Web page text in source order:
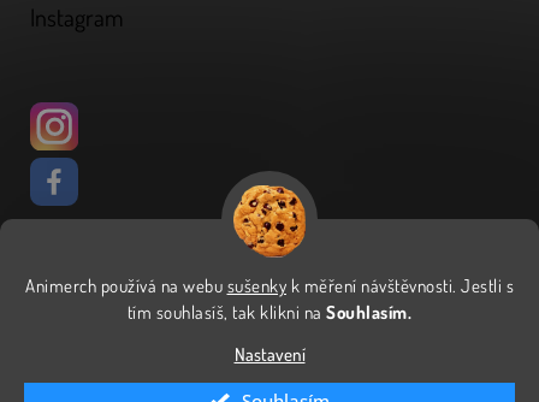
Animerch používá na webu sušenky k měření návštěvnosti. Jestli s
tím souhlasíš, tak klikni naSouhlasím.
Nastavení
Instagram
Vytvořil Shoptet
Copyright 2026Animerch. Všechna práva vyhrazena.Upravit